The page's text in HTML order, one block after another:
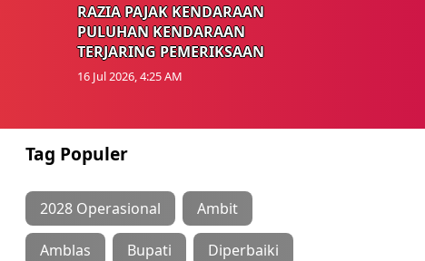
RAZIA PAJAK KENDARAAN
PULUHAN KENDARAAN
TERJARING PEMERIKSAAN
16 Jul 2026, 4:25 AM
Tag Populer
2028 Operasional Ambit
Amblas Bupati Diperbaiki